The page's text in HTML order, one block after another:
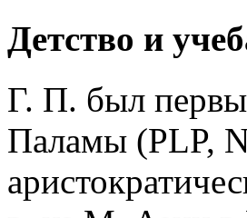
Детство и
Г. П. был
Паламы (PLP,